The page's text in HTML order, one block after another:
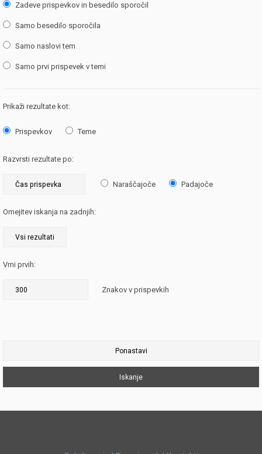
Zadeve prispevkov in besedilo sporočil
Samo besedilo sporočila
Samo naslovi tem
Samo prvi prispevek v temi
Prikaži rezultate kot:
Prispevkov Teme
Razvrsti rezultate po:
Naraščajoče Padajoče
Omejitev iskanja na zadnjih:
Vrni prvih:
Znakov v prispevkih